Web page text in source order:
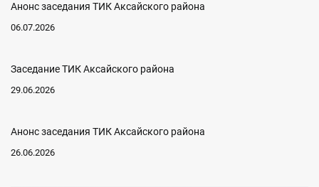
Анонс заседания ТИК Аксайского района
06.07.2026
Заседание ТИК Аксайского района
29.06.2026
Анонс заседания ТИК Аксайского района
26.06.2026